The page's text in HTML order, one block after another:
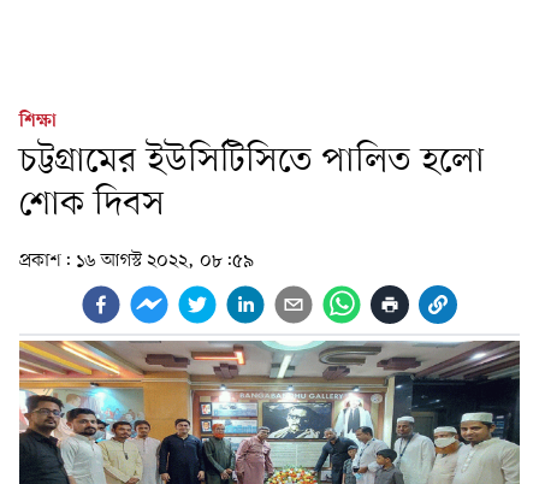
শিক্ষা
চট্টগ্রামের ইউসিটিসিতে পালিত হলো
শোক দিবস
প্রকাশ: ১৬ আগস্ট ২০২২, ০৮:৫৯